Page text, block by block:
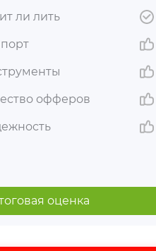
ли лить
офферов
оценка